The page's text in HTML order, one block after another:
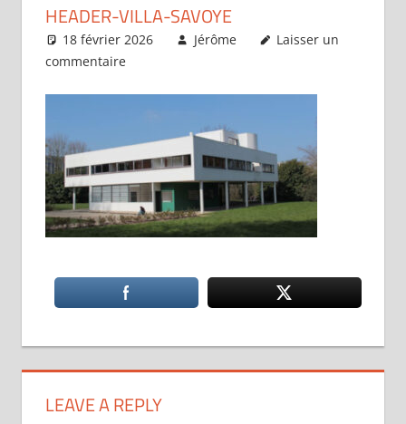
HEADER-VILLA-SAVOYE
18 février 2026 Jérôme
Laisser un
commentaire
LEAVE A REPLY